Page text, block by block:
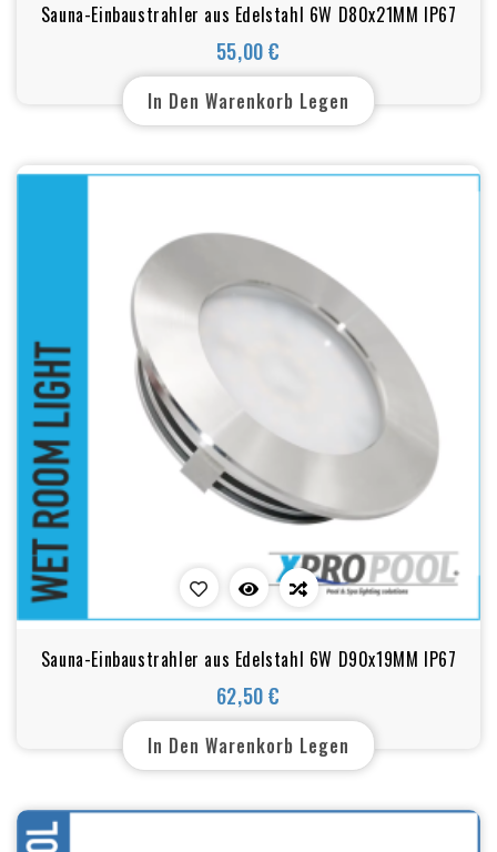
Sauna-Einbaustrahler aus Edelstahl 6W D80x21MM IP67
55,00 €
Preis
In Den Warenkorb Legen
Sauna-Einbaustrahler aus Edelstahl 6W D90x19MM IP67
62,50 €
Preis
In Den Warenkorb Legen